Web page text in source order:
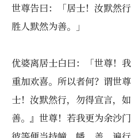
世尊告曰：「居士！汝默然
胜人默然为善。」
优婆离居士白曰：「世尊！
重加欢喜。所以者何？谓世
士！汝默然行，勿得宣言，
善。』世尊！若我更为余沙